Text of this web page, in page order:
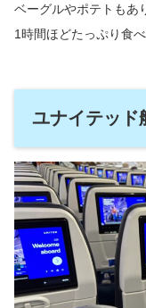
ベーグルやポテトもあ
1時間ほどたっぷり食
ユナイテッド